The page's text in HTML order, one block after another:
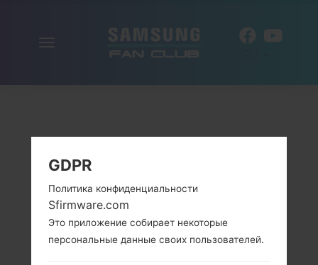
GDPR
Политика конфиденциальности
Sfirmware.com
Это приложение собирает некоторые
персональные данные своих пользователей.